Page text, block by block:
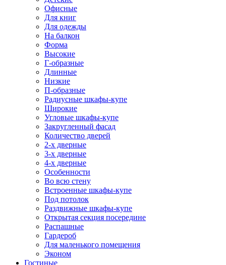
Офисные
Для книг
Для одежды
На балкон
Форма
Высокие
Г-образные
Длинные
Низкие
П-образные
Радиусные шкафы-купе
Широкие
Угловые шкафы-купе
Закругленный фасад
Количество дверей
2-х дверные
3-х дверные
4-х дверные
Особенности
Во всю стену
Встроенные шкафы-купе
Под потолок
Раздвижные шкафы-купе
Открытая секция посередине
Распашные
Гардероб
Для маленького помещения
Эконом
Гостиные